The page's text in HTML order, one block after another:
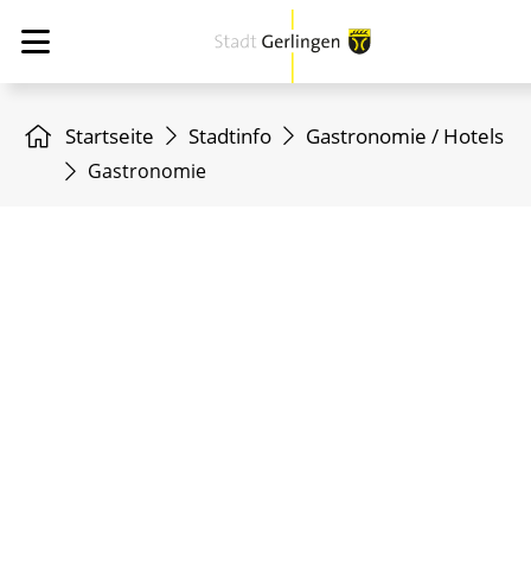
Startseite Stadtinfo Gastronomie / Hotels
Gastronomie